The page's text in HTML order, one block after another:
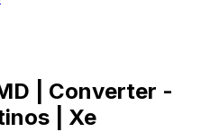
| Converter -
| Xe